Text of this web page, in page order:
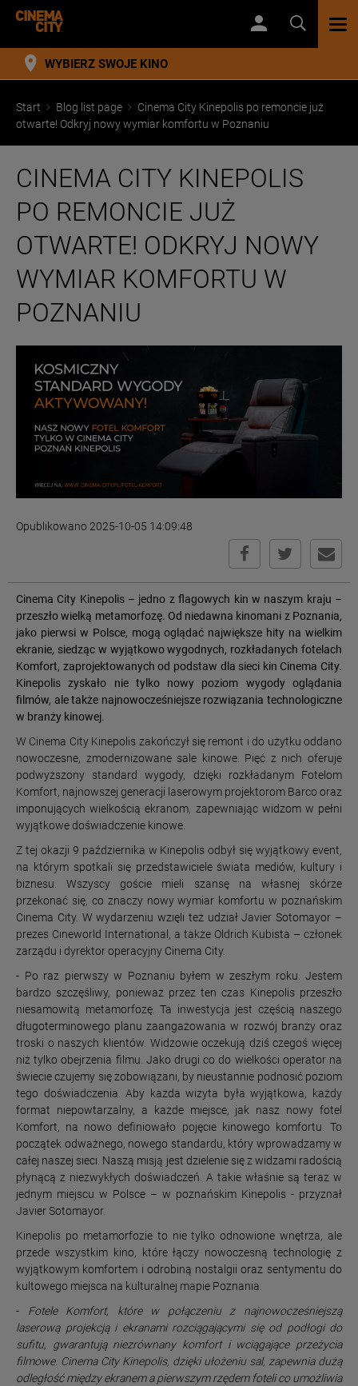
WYBIERZ SWOJE KINO
Start Blog list page
Cinema City Kinepolis po remoncie już
otwarte! Odkryj nowy wymiar komfortu w Poznaniu
CINEMA CITY KINEPOLIS
PO REMONCIE JUŻ
OTWARTE! ODKRYJ NOWY
WYMIAR KOMFORTU W
POZNANIU
Opublikowano 2025-10-05 14:09:48
Cinema City Kinepolis – jedno z flagowych kin w naszym kraju –
przeszło wielką metamorfozę. Od niedawna kinomani z Poznania,
jako pierwsi w Polsce, mogą oglądać największe hity na wielkim
ekranie, siedząc w wyjątkowo wygodnych, rozkładanych fotelach
Komfort, zaprojektowanych od podstaw dla sieci kin Cinema City.
Kinepolis zyskało nie tylko nowy poziom wygody oglądania
filmów, ale także najnowocześniejsze rozwiązania technologiczne
w branży kinowej.
W Cinema City Kinepolis zakończył się remont i do użytku oddano
nowoczesne, zmodernizowane sale kinowe. Pięć z nich oferuje
podwyższony standard wygody, dzięki rozkładanym Fotelom
Komfort, najnowszej generacji laserowym projektorom Barco oraz
imponujących wielkością ekranom, zapewniając widzom w pełni
wyjątkowe doświadczenie kinowe.
Z tej okazji 9 października w Kinepolis odbył się wyjątkowy event,
na którym spotkali się przedstawiciele świata mediów, kultury i
biznesu. Wszyscy goście mieli szansę na własnej skórze
przekonać się, co znaczy nowy wymiar komfortu w poznańskim
Cinema City. W wydarzeniu wzięli też udział Javier Sotomayor –
prezes Cineworld International, a także Oldrich Kubista – członek
zarządu i dyrektor operacyjny Cinema City.
- Po raz pierwszy w Poznaniu byłem w zeszłym roku. Jestem
bardzo szczęśliwy, ponieważ przez ten czas Kinepolis przeszło
niesamowitą metamorfozę. Ta inwestycja jest częścią naszego
długoterminowego planu zaangażowania w rozwój branży oraz
troski o naszych klientów. Widzowie oczekują dziś czegoś więcej
niż tylko obejrzenia filmu. Jako drugi co do wielkości operator na
świecie czujemy się zobowiązani, by nieustannie podnosić poziom
tego doświadczenia. Aby każda wizyta była wyjątkowa, każdy
format niepowtarzalny, a każde miejsce, jak nasz nowy fotel
Komfort, na nowo definiowało pojęcie kinowego komfortu. To
początek odważnego, nowego standardu, który wprowadzamy w
całej naszej sieci. Naszą misją jest dzielenie się z widzami radością
płynącą z niezwykłych doświadczeń. A takie właśnie są teraz w
jednym miejscu w Polsce – w poznańskim Kinepolis - przyznał
Javier Sotomayor.
Kinepolis po metamorfozie to nie tylko odnowione wnętrza, ale
przede wszystkim kino, które łączy nowoczesną technologię z
wyjątkowym komfortem i odrobiną nostalgii oraz sentymentu do
kultowego miejsca na kulturalnej mapie Poznania.
- Fotele Komfort, które w połączeniu z najnowocześniejszą
laserową projekcją i ekranami rozciągającymi się od podłogi do
sufitu, gwarantują niezrównany komfort i wciągające przeżycia
filmowe. Cinema City Kinepolis, dzięki ułożeniu sal, zapewnia dużą
odległość między ekranem a pierwszym rzędem foteli co umożliwia